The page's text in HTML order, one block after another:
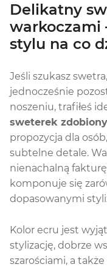
Delikatny
warkoczami
stylu na co
Jeśli szukasz
jednocześnie
noszeniu, trafiłeś
sweterek
propozycja dla
subtelne detale.
nienachalną
komponuje się
dopasowanymi
Kolor ecru jest
stylizację, dobrze
szarościami, a